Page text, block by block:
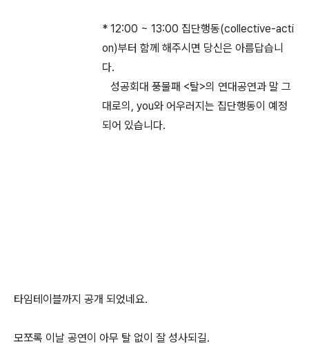
* 12:00 ~ 13:00 집단행동(collective-acti
on)부터 함께 해주시면 당신은 아름답습니
다.
성공회대 풍물패 <탈>의 연대공연과 말 그
대로의, you와 어우러지는 집단행동이 예정
되어 있습니다.
타임테이블까지 공개 되었네요.
모쪼록 이날 공연이 아무 탈 없이 잘 성사되길.